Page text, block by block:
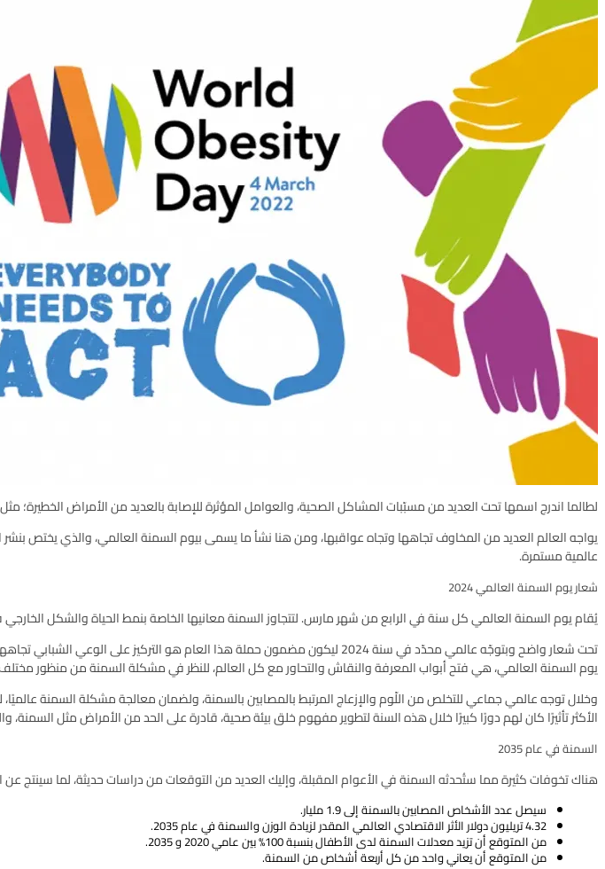
لطالما اندرج اسمها تحت العديد من مسبّبات المشاكل الصحية، والعوامل المؤثرة للإصابة بالعديد من الأمراض الخطيرة؛
يواجه العالم العديد من المخاوف تجاهها وتجاه عواقبها، ومن هنا نشأ ما يسمى بيوم السمنة العالمي، والذي يختص
عالمية مستمرة.
شعار يوم السمنة العالمي 2024
يُقام يوم السمنة العالمي كل سنة في الرابع من شهر مارس. لتتجاوز السمنة معانيها الخاصة بنمط الحياة والشكل
تحت شعار واضح وبتوجّه عالمي محدّد في سنة 2024 ليكون مضمون حملة هذا العام هو
يوم السمنة العالمي، هي فتح أبواب المعرفة والنقاش والتحاور مع كل العالم، للنظر في مشكلة السمنة من منظور مختلف
وخلال توجه عالمي جماعي للتخلص من اللّوم والإزعاج المرتبط بالمصابين بالسمنة، ولضمان معالجة مشكلة السمنة
الأكثر تأثيرًا كان لهم دورًا كبيرًا خلال هذه السنة لتطوير مفهوم خلق بيئة صحية، قادرة على الحد من الأمراض مثل السمنة،
السمنة في عام 2035
هناك تخوفات كثيرة مما ستُحدثه السمنة في الأعوام المقبلة، وإليك العديد من التوقعات من دراسات حديثة، لما سينتج عن
سيصل عدد الأشخاص المصابين بالسمنة إلى 1.9 مليار.
4.32 تريليون دولار الأثر الاقتصادي العالمي المقدر لزيادة الوزن والسمنة في عام 2035.
من المتوقع أن تزيد معدلات السمنة لدى الأطفال بنسبة 100% بين عامي 2020 و 2035.
من المتوقع أن يعاني واحد من كل أربعة أشخاص من السمنة.